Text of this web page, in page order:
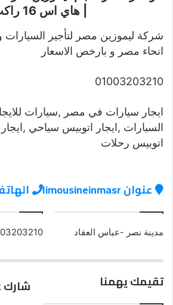
| هاي اس 16 راكب
شركة ليموزين مصر لتأجير السيارات
انحاء مصر و بارخص الاسعار
01003203210
ايجار سيارات في مصر ,سيارات
السيارات ,ايجار اتوبيس سياحي
اتوبيس رحلات
عنوان limousineinmasr
مدينة نصر -عباس العقاد
تقيمك يهمنا شارك